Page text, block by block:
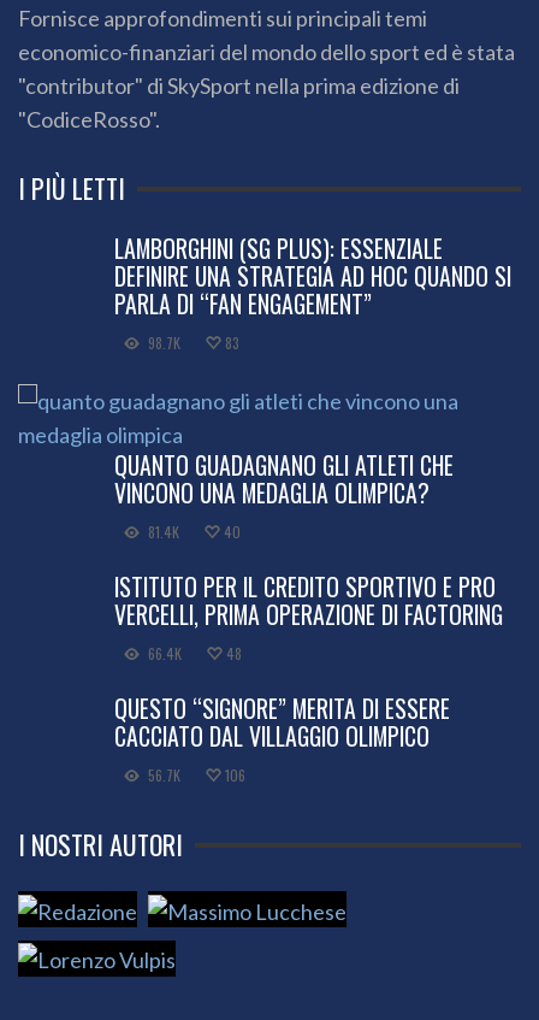
Fornisce approfondimenti sui principali temi
economico-finanziari del mondo dello sport ed è stata
"contributor" di SkySport nella prima edizione di
"CodiceRosso".
I PIÙ LETTI
LAMBORGHINI (SG PLUS): ESSENZIALE
DEFINIRE UNA STRATEGIA AD HOC QUANDO SI
PARLA DI “FAN ENGAGEMENT”
98.7K 83
QUANTO GUADAGNANO GLI ATLETI CHE
VINCONO UNA MEDAGLIA OLIMPICA?
81.4K 40
ISTITUTO PER IL CREDITO SPORTIVO E PRO
VERCELLI, PRIMA OPERAZIONE DI FACTORING
66.4K 48
QUESTO “SIGNORE” MERITA DI ESSERE
CACCIATO DAL VILLAGGIO OLIMPICO
56.7K 106
I NOSTRI AUTORI